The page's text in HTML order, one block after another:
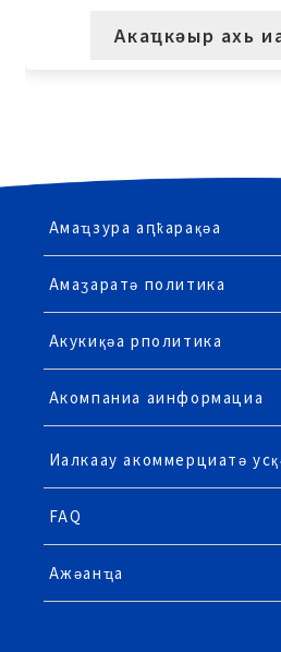
Акаҵкәыр ахь
Амаҵзура аԥҟарақәа
Амаӡаратә политика
Акукиқәа рполитика
Акомпаниа аинформациа
Иалкаау акоммерциатә
FAQ
Ажәанҵа